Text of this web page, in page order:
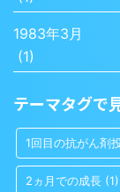
1983年3月
(1)
テーマタグで
1回目の抗がん剤
2ヵ月での成長 (1)